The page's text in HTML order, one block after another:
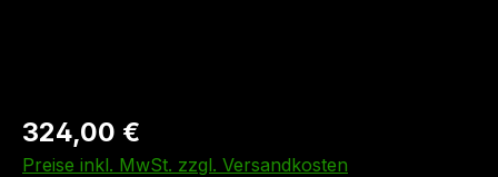
324,00 €
Preise inkl. MwSt. zzgl. Versandkosten